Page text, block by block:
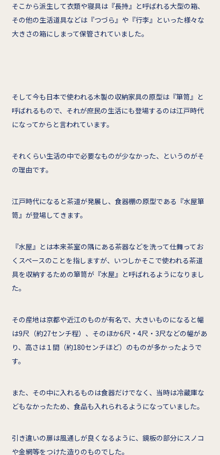
そこから派生して衣類や寝具は『長持』と呼ばれる大型の箱、
その他の生活道具などは『つづら』や『行李』といった様々な
大きさの箱にしまって保管されていました。
そして今も日本で使われる木製の収納家具の原型は『箪笥』と
呼ばれるもので、それが庶民の生活にも登場するのは江戸時代
になってからと言われています。
それくらい生活の中で必要なものが少なかった、というのがそ
の理由です。
江戸時代になると茶道が発展し、食器棚の原型である『水屋箪
笥』が登場してきます。
『水屋』とは本来茶室の隅にある茶器などを洗って仕舞ってお
くスペースのことを指しますが、いつしかそこで使われる茶道
具を収納するための箪笥が『水屋』と呼ばれるようになりまし
た。
その産地は京都や近江のものが有名で、大きいものになると幅
は9尺（約27センチ程）、そのほか6尺・4尺・3尺などの幅があ
り、高さは１間（約180センチほど）のものが多かったようで
す。
また、その中に入れるものは食器だけでなく、当時は冷蔵庫な
どもなかったため、食品も入れられるようになっていました。
引き違いの扉は風通しが良くなるように、鏡板の部分にスノコ
や金網等をつけた造りのものでした。